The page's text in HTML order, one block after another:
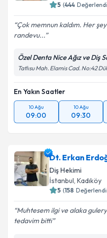
5 (444
Çok memnun kaldım. Her
randevu...
Özel Denta Nice Ağız ve Diş
Tatlısu Mah. Elamis Cad. No:42
En Yakın Saatler
10 Ağu
09:00
10 Ağu
09:30
Dt. Erkan
Diş Hekimi
İstanbul, Kadıköy
5 (158
Muhtesem ilgi ve alaka
tedavim bitti